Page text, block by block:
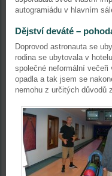
autogramiádu v hlavním
Dějství deváté –
Doprovod astronauta se
rodina se ubytovala v
společné neformální večeři
opadla a tak jsem se
nemohu z určitých důvodů